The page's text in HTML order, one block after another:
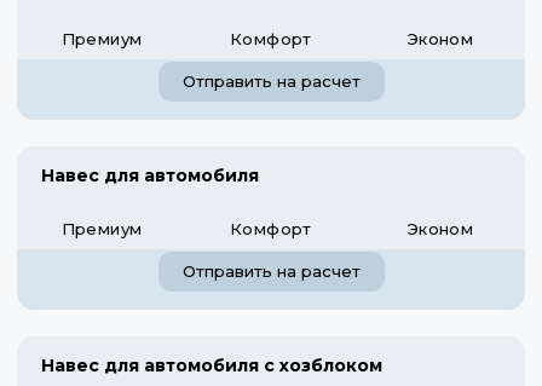
Премиум Комфорт Эконом
Отправить на расчет
Навес для автомобиля
Премиум Комфорт Эконом
Отправить на расчет
Навес для автомобиля с хозблоком